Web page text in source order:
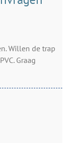
Willen de trap
Graag